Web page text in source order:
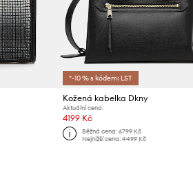
*-10 % s kódem: LST
Kožená kabelka Dkny
Aktuální cena:
4199 Kč
Běžná cena: 6799 Kč
Nejnižší cena: 4499 Kč